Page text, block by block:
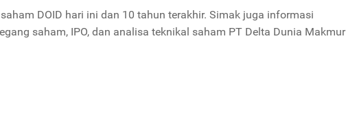
DOID hari ini dan 10 tahun terakhir. Simak juga informasi
saham, IPO, dan analisa teknikal saham PT Delta Dunia Makmur